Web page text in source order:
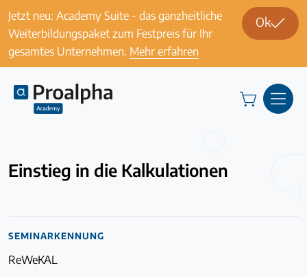
Jetzt neu: Academy Suite - das ganzheitliche
Weiterbildungspaket zum Festpreis für Ihr
gesamtes Unternehmen. Mehr erfahren
Ok
Einstieg in die Kalkulationen
SEMINARKENNUNG
ReWeKAL